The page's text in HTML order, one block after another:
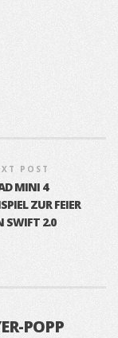
POST
MINI 4
ZUR FEIER
SWIFT 2.0
POPP